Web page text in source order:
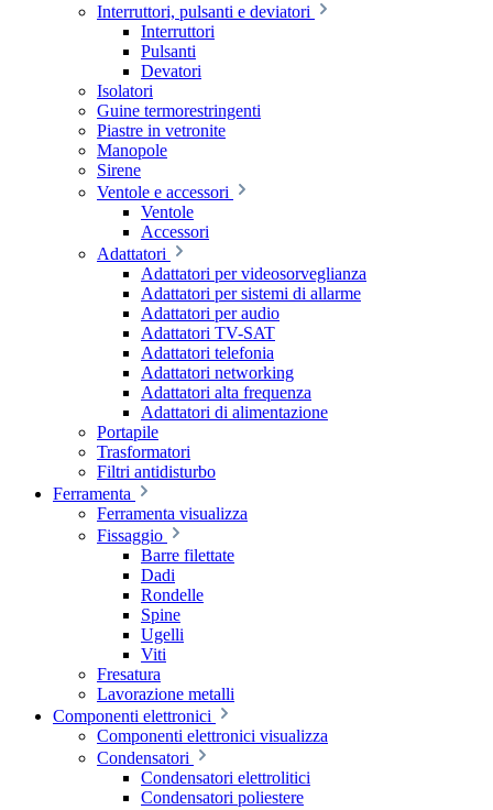
Interruttori, pulsanti e deviatori
Interruttori
Pulsanti
Devatori
Isolatori
Guine termorestringenti
Piastre in vetronite
Manopole
Sirene
Ventole e accessori
Ventole
Accessori
Adattatori
Adattatori per videosorveglianza
Adattatori per sistemi di allarme
Adattatori per audio
Adattatori TV-SAT
Adattatori telefonia
Adattatori networking
Adattatori alta frequenza
Adattatori di alimentazione
Portapile
Trasformatori
Filtri antidisturbo
Ferramenta
Ferramenta visualizza
Fissaggio
Barre filettate
Dadi
Rondelle
Spine
Ugelli
Viti
Fresatura
Lavorazione metalli
Componenti elettronici
Componenti elettronici visualizza
Condensatori
Condensatori elettrolitici
Condensatori poliestere